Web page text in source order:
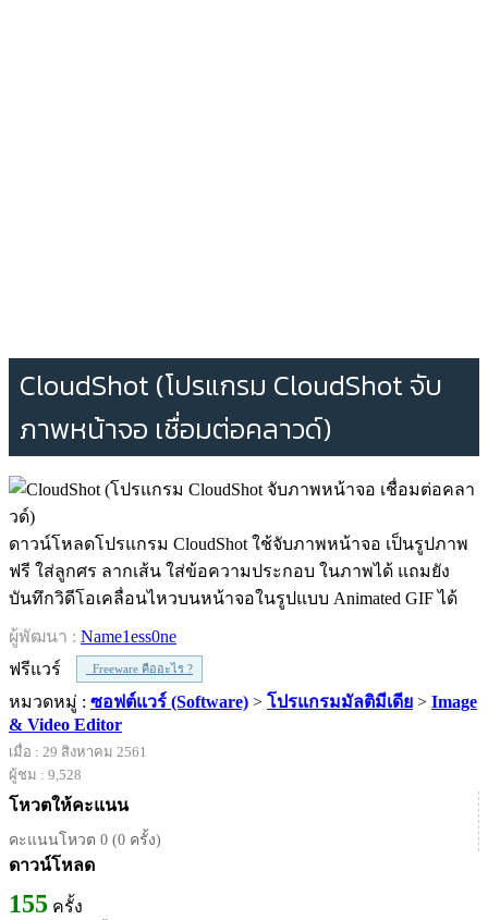
CloudShot (โปรแกรม CloudShot จับ
ภาพหน้าจอ เชื่อมต่อคลาวด์)
ดาวน์โหลดโปรแกรม CloudShot ใช้จับภาพหน้าจอ เป็นรูปภาพ
ฟรี ใส่ลูกศร ลากเส้น ใส่ข้อความประกอบ ในภาพได้ แถมยัง
บันทึกวิดีโอเคลื่อนไหวบนหน้าจอในรูปแบบ Animated GIF ได้
ผู้พัฒนา : Name1ess0ne
ฟรีแวร์
Freeware คืออะไร ?
หมวดหมู่ : ซอฟต์แวร์ (Software) > โปรแกรมมัลติมีเดีย > Image
& Video Editor
เมื่อ : 29 สิงหาคม 2561
ผู้ชม : 9,528
โหวตให้คะแนน
คะแนนโหวต 0 (0 ครั้ง)
ดาวน์โหลด
155 ครั้ง